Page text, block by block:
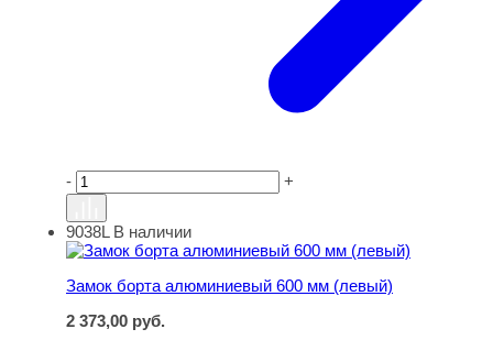
- +
Замок борта алюминиевый 600 мм (левый)
9038L В наличии
Замок борта алюминиевый 600 мм (левый)
2 373,00 руб.